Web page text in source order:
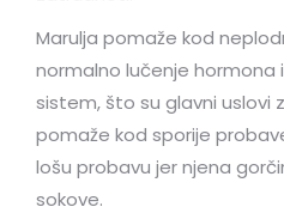
Marulja pomaže kod
normalno lučenje hormona
sistem, što su glavni uslovi
pomaže kod sporije
lošu probavu jer njena
sokove.